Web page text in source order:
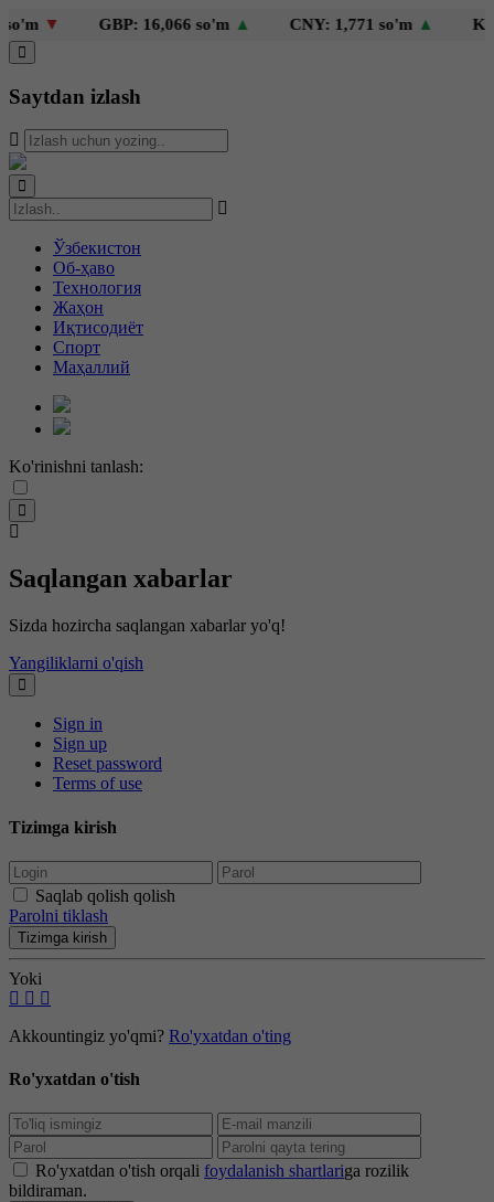
▼ GBP: 16,066 so'm▲ CNY: 1,771 so'm▲ KZT:
Saytdan izlash
Ўзбекистон
Об-ҳаво
Технология
Жаҳон
Иқтисодиёт
Спорт
Маҳаллий
Ko'rinishni tanlash:
Saqlangan xabarlar
Sizda hozircha saqlangan xabarlar yo'q!
Yangiliklarni o'qish
Sign in
Sign up
Reset password
Terms of use
Tizimga kirish
Saqlab qolish qolish
Parolni tiklash
Tizimga kirish
Yoki
Akkountingiz yo'qmi? Ro'yxatdan o'ting
Ro'yxatdan o'tish
Ro'yxatdan o'tish orqali foydalanish shartlariga rozilik
bildiraman.